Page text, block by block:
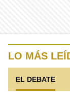
LO MÁS
EL DEBATE